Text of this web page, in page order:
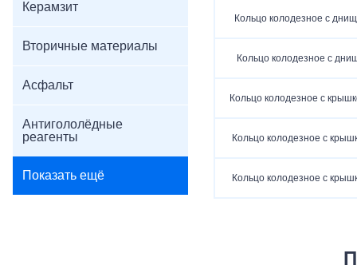
Керамзит
Вторичные материалы
Асфальт
Антигололёдные
реагенты
Показать ещё
Кольцо колодезное с
Кольцо колодезное с
Кольцо колодезное с
Кольцо колодезное с
Кольцо колодезное с